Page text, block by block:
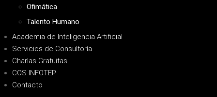
Ofimática
Talento Humano
Academia de Inteligencia Artificial
Servicios de Consultoría
Charlas Gratuitas
COS INFOTEP
Contacto